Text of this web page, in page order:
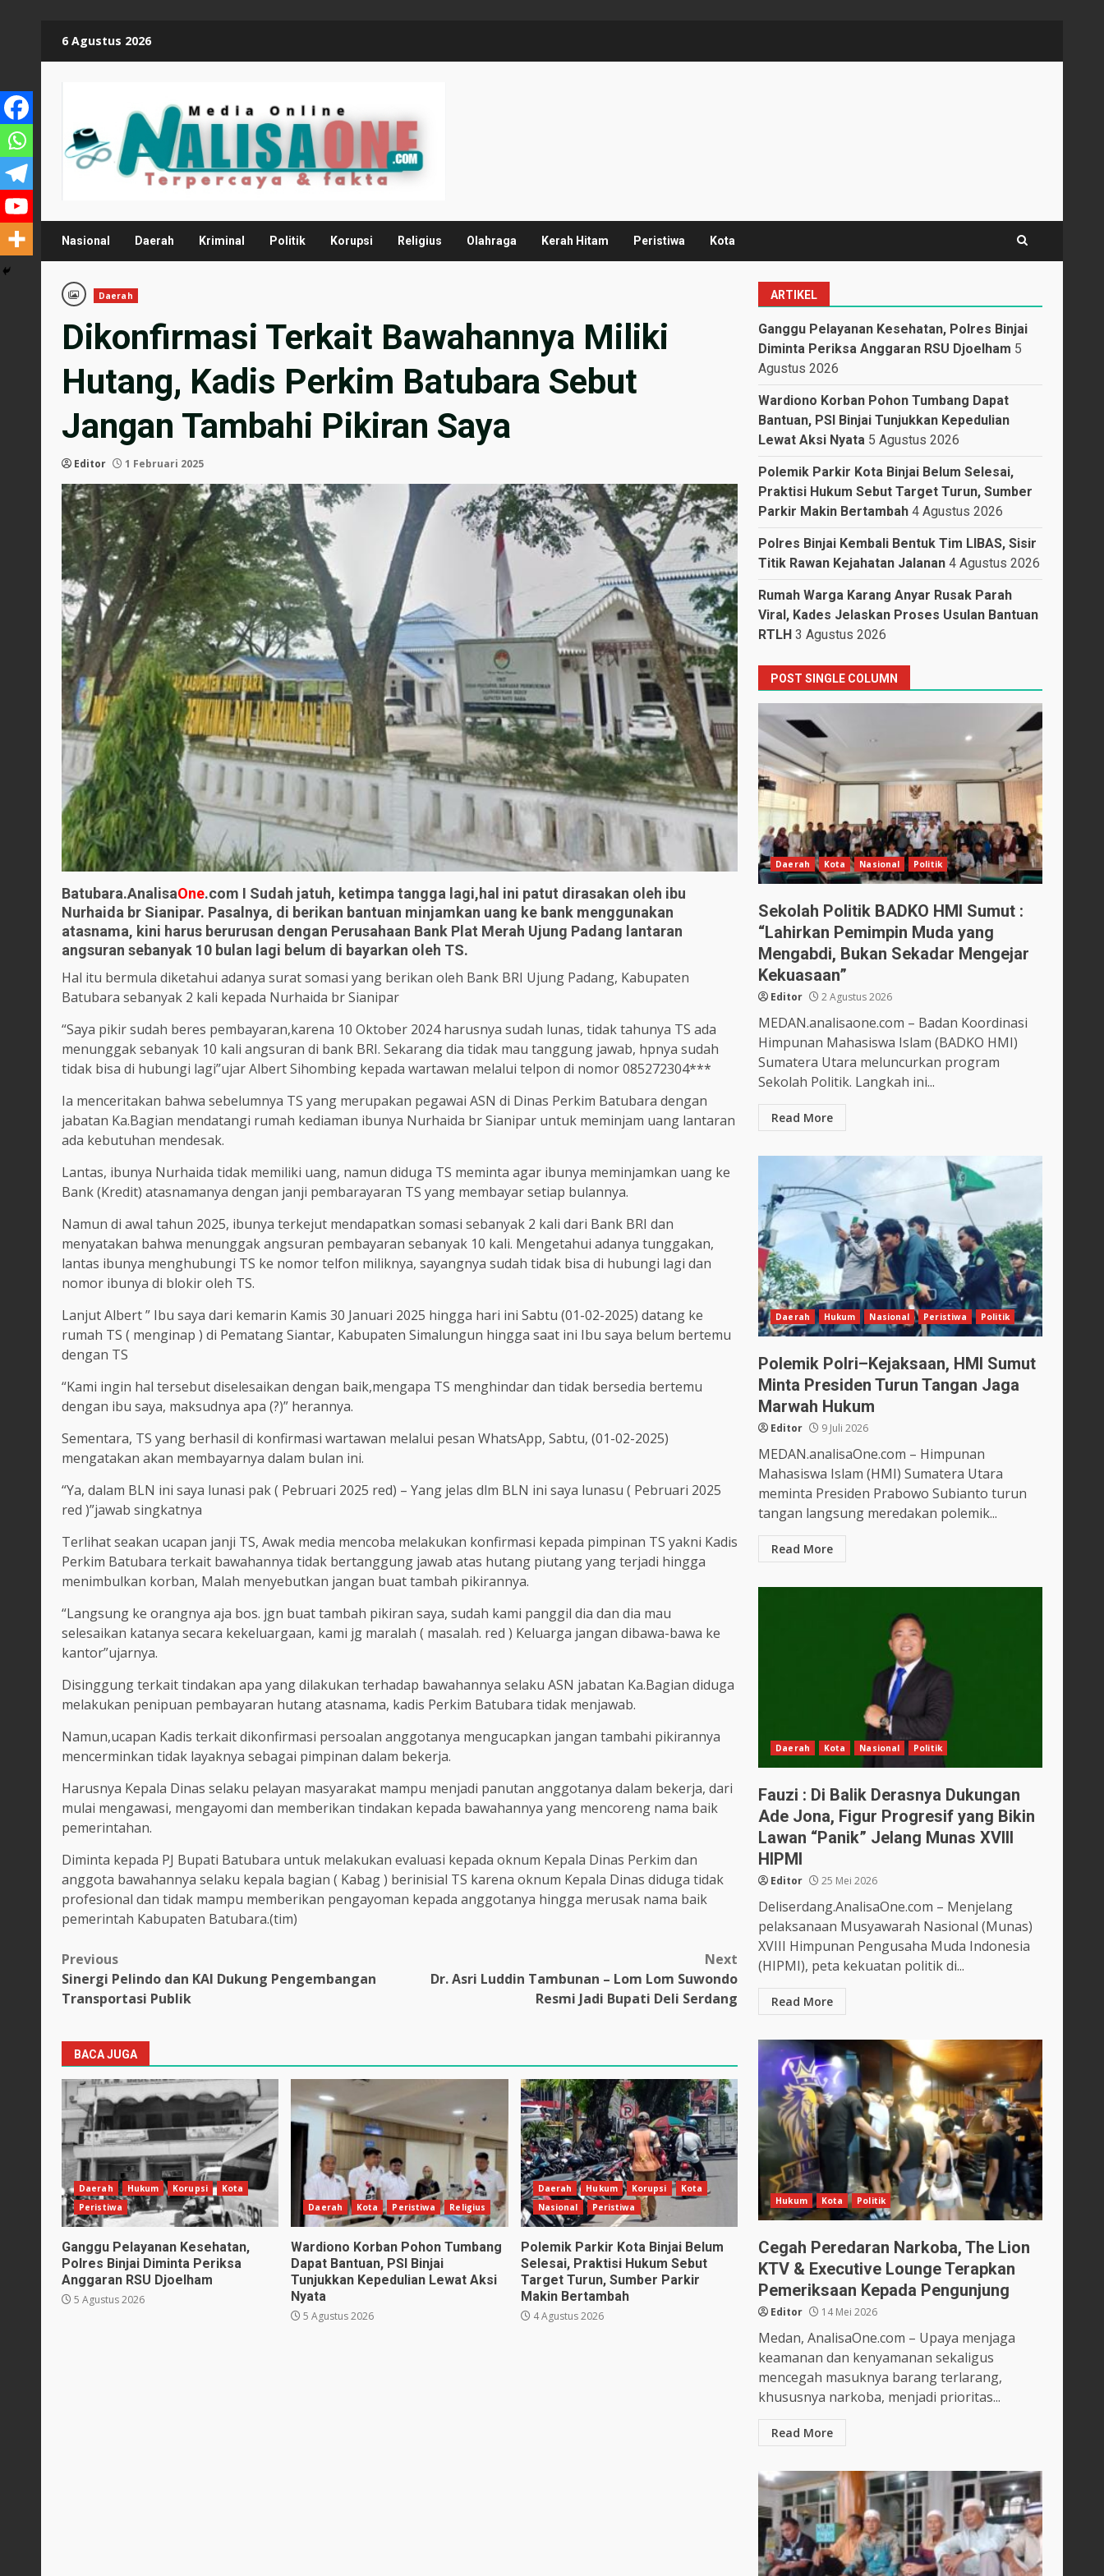
6 Agustus 2026
Nasional Daerah Kriminal Politik Korupsi Religius Olahraga Kerah Hitam Peristiwa Kota
Daerah
Dikonfirmasi Terkait Bawahannya Miliki
Hutang, Kadis Perkim Batubara Sebut
Jangan Tambahi Pikiran Saya
Editor 1 Februari 2025
Batubara.AnalisaOne.com I Sudah jatuh, ketimpa tangga lagi,hal ini patut dirasakan oleh ibu
Nurhaida br Sianipar. Pasalnya, di berikan bantuan minjamkan uang ke bank menggunakan
atasnama, kini harus berurusan dengan Perusahaan Bank Plat Merah Ujung Padang lantaran
angsuran sebanyak 10 bulan lagi belum di bayarkan oleh TS.
Hal itu bermula diketahui adanya surat somasi yang berikan oleh Bank BRI Ujung Padang, Kabupaten
Batubara sebanyak 2 kali kepada Nurhaida br Sianipar
“Saya pikir sudah beres pembayaran,karena 10 Oktober 2024 harusnya sudah lunas, tidak tahunya TS ada
menunggak sebanyak 10 kali angsuran di bank BRI. Sekarang dia tidak mau tanggung jawab, hpnya sudah
tidak bisa di hubungi lagi”ujar Albert Sihombing kepada wartawan melalui telpon di nomor 085272304***
Ia menceritakan bahwa sebelumnya TS yang merupakan pegawai ASN di Dinas Perkim Batubara dengan
jabatan Ka.Bagian mendatangi rumah kediaman ibunya Nurhaida br Sianipar untuk meminjam uang lantaran
ada kebutuhan mendesak.
Lantas, ibunya Nurhaida tidak memiliki uang, namun diduga TS meminta agar ibunya meminjamkan uang ke
Bank (Kredit) atasnamanya dengan janji pembarayaran TS yang membayar setiap bulannya.
Namun di awal tahun 2025, ibunya terkejut mendapatkan somasi sebanyak 2 kali dari Bank BRI dan
menyatakan bahwa menunggak angsuran pembayaran sebanyak 10 kali. Mengetahui adanya tunggakan,
lantas ibunya menghubungi TS ke nomor telfon miliknya, sayangnya sudah tidak bisa di hubungi lagi dan
nomor ibunya di blokir oleh TS.
Lanjut Albert ” Ibu saya dari kemarin Kamis 30 Januari 2025 hingga hari ini Sabtu (01-02-2025) datang ke
rumah TS ( menginap ) di Pematang Siantar, Kabupaten Simalungun hingga saat ini Ibu saya belum bertemu
dengan TS
“Kami ingin hal tersebut diselesaikan dengan baik,mengapa TS menghindar dan tidak bersedia bertemu
dengan ibu saya, maksudnya apa (?)” herannya.
Sementara, TS yang berhasil di konfirmasi wartawan melalui pesan WhatsApp, Sabtu, (01-02-2025)
mengatakan akan membayarnya dalam bulan ini.
“Ya, dalam BLN ini saya lunasi pak ( Pebruari 2025 red) – Yang jelas dlm BLN ini saya lunasu ( Pebruari 2025
red )”jawab singkatnya
Terlihat seakan ucapan janji TS, Awak media mencoba melakukan konfirmasi kepada pimpinan TS yakni Kadis
Perkim Batubara terkait bawahannya tidak bertanggung jawab atas hutang piutang yang terjadi hingga
menimbulkan korban, Malah menyebutkan jangan buat tambah pikirannya.
“Langsung ke orangnya aja bos. jgn buat tambah pikiran saya, sudah kami panggil dia dan dia mau
selesaikan katanya secara kekeluargaan, kami jg maralah ( masalah. red ) Keluarga jangan dibawa-bawa ke
kantor”ujarnya.
Disinggung terkait tindakan apa yang dilakukan terhadap bawahannya selaku ASN jabatan Ka.Bagian diduga
melakukan penipuan pembayaran hutang atasnama, kadis Perkim Batubara tidak menjawab.
Namun,ucapan Kadis terkait dikonfirmasi persoalan anggotanya mengucapkan jangan tambahi pikirannya
mencerminkan tidak layaknya sebagai pimpinan dalam bekerja.
Harusnya Kepala Dinas selaku pelayan masyarakat mampu menjadi panutan anggotanya dalam bekerja, dari
mulai mengawasi, mengayomi dan memberikan tindakan kepada bawahannya yang mencoreng nama baik
pemerintahan.
Diminta kepada PJ Bupati Batubara untuk melakukan evaluasi kepada oknum Kepala Dinas Perkim dan
anggota bawahannya selaku kepala bagian ( Kabag ) berinisial TS karena oknum Kepala Dinas diduga tidak
profesional dan tidak mampu memberikan pengayoman kepada anggotanya hingga merusak nama baik
pemerintah Kabupaten Batubara.(tim)
Post
navigation
Previous
Sinergi Pelindo dan KAI Dukung Pengembangan
Transportasi Publik
Next
Dr. Asri Luddin Tambunan – Lom Lom Suwondo
Resmi Jadi Bupati Deli Serdang
BACA JUGA
Daerah Hukum Korupsi
Kota
Peristiwa
Ganggu Pelayanan Kesehatan,
Polres Binjai Diminta Periksa
Anggaran RSU Djoelham
5 Agustus 2026
Daerah Kota Peristiwa Religius
Wardiono Korban Pohon Tumbang
Dapat Bantuan, PSI Binjai
Tunjukkan Kepedulian Lewat Aksi
Nyata
5 Agustus 2026
Daerah Hukum Korupsi
Kota
Nasional
Peristiwa
Polemik Parkir Kota Binjai Belum
Selesai, Praktisi Hukum Sebut
Target Turun, Sumber Parkir
Makin Bertambah
4 Agustus 2026
ARTIKEL
Ganggu Pelayanan Kesehatan, Polres Binjai
Diminta Periksa Anggaran RSU Djoelham 5
Agustus 2026
Wardiono Korban Pohon Tumbang Dapat
Bantuan, PSI Binjai Tunjukkan Kepedulian
Lewat Aksi Nyata 5 Agustus 2026
Polemik Parkir Kota Binjai Belum Selesai,
Praktisi Hukum Sebut Target Turun, Sumber
Parkir Makin Bertambah 4 Agustus 2026
Polres Binjai Kembali Bentuk Tim LIBAS, Sisir
Titik Rawan Kejahatan Jalanan 4 Agustus 2026
Rumah Warga Karang Anyar Rusak Parah
Viral, Kades Jelaskan Proses Usulan Bantuan
RTLH 3 Agustus 2026
POST SINGLE COLUMN
Daerah Kota Nasional Politik
Sekolah Politik BADKO HMI Sumut :
“Lahirkan Pemimpin Muda yang
Mengabdi, Bukan Sekadar Mengejar
Kekuasaan”
Editor 2 Agustus 2026
MEDAN.analisaone.com – Badan Koordinasi
Himpunan Mahasiswa Islam (BADKO HMI)
Sumatera Utara meluncurkan program
Sekolah Politik. Langkah ini...
Read More
Daerah Hukum Nasional Peristiwa Politik
Polemik Polri–Kejaksaan, HMI Sumut
Minta Presiden Turun Tangan Jaga
Marwah Hukum
Editor 9 Juli 2026
MEDAN.analisaOne.com – Himpunan
Mahasiswa Islam (HMI) Sumatera Utara
meminta Presiden Prabowo Subianto turun
tangan langsung meredakan polemik...
Read More
Daerah Kota Nasional Politik
Fauzi : Di Balik Derasnya Dukungan
Ade Jona, Figur Progresif yang Bikin
Lawan “Panik” Jelang Munas XVIII
HIPMI
Editor 25 Mei 2026
Deliserdang.AnalisaOne.com – Menjelang
pelaksanaan Musyawarah Nasional (Munas)
XVIII Himpunan Pengusaha Muda Indonesia
(HIPMI), peta kekuatan politik di...
Read More
Hukum Kota Politik
Cegah Peredaran Narkoba, The Lion
KTV & Executive Lounge Terapkan
Pemeriksaan Kepada Pengunjung
Editor 14 Mei 2026
Medan, AnalisaOne.com – Upaya menjaga
keamanan dan kenyamanan sekaligus
mencegah masuknya barang terlarang,
khususnya narkoba, menjadi prioritas...
Read More